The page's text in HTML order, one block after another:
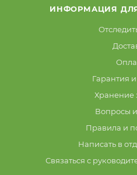
ИНФОРМАЦИЯ
Гарантия
Хранение
Вопросы
Правила и
Написать в
Связаться с